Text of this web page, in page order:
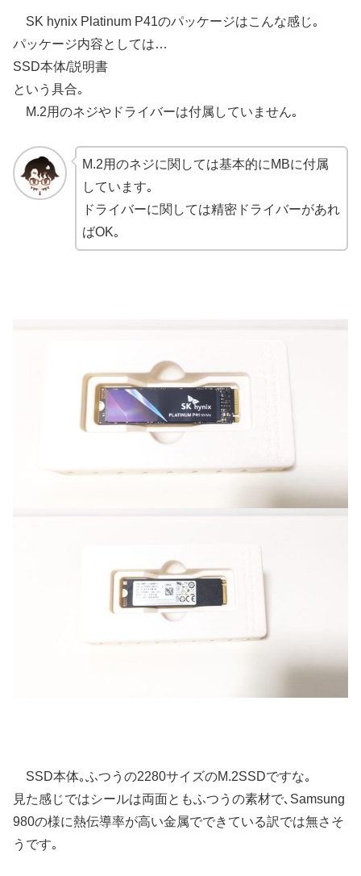
SK hynix Platinum P41のパッケージはこんな感じ｡
パッケージ内容としては…
SSD本体/説明書
という具合｡
M.2用のネジやドライバーは付属していません｡
M.2用のネジに関しては基本的にMBに付属
しています｡
ドライバーに関しては精密ドライバーがあれ
ばOK｡
SSD本体｡ふつうの2280サイズのM.2SSDですな｡
見た感じではシールは両面ともふつうの素材で､Samsung
980の様に熱伝導率が高い金属でできている訳では無さそ
うです｡